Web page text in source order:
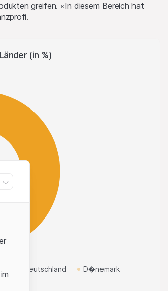
greifen. «In diesem Bereich hat
(in %)
Deutschland D�nemark